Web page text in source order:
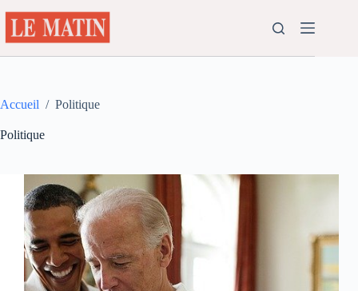
au
contenu
Accueil / Politique
Politique